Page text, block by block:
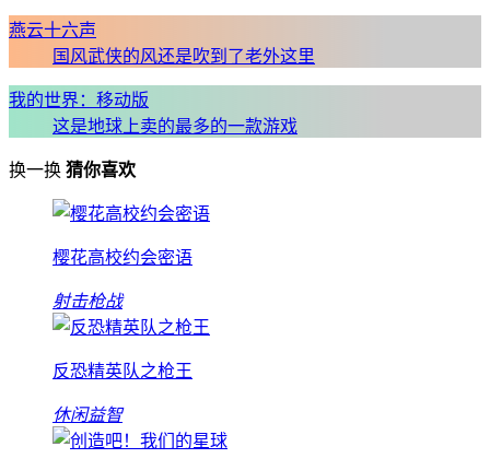
燕云十六声
国风武侠的风还是吹到了老外这里
我的世界：移动版
这是地球上卖的最多的一款游戏
换一换 猜你喜欢
樱花高校约会密语
射击枪战
反恐精英队之枪王
休闲益智